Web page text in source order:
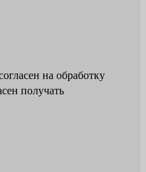
на обработку
получать